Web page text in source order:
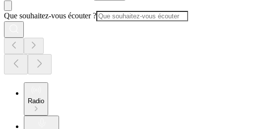
Que souhaitez-vous écouter ?
Radio